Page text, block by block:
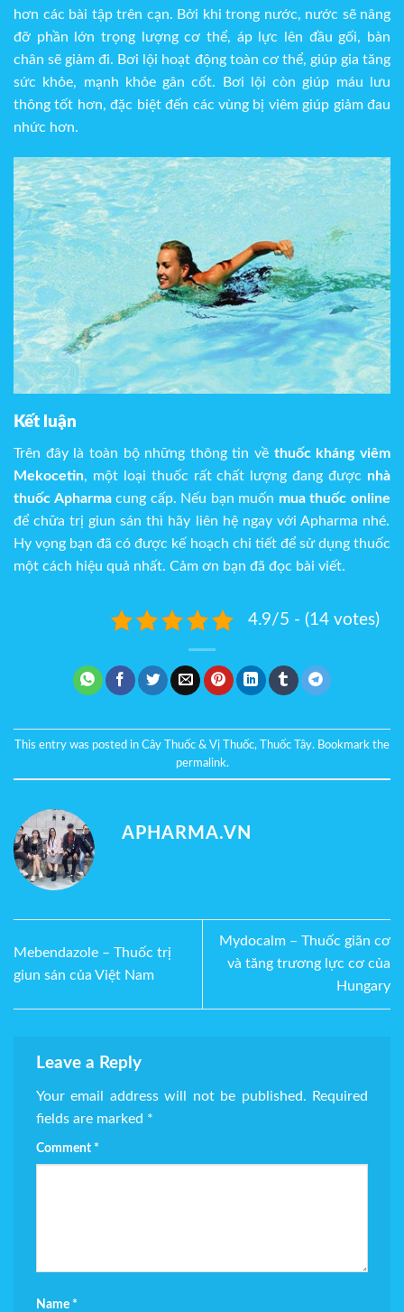
hơn các bài tập trên cạn. Bởi khi trong nước, nước sẽ nâng
đỡ phần lớn trọng lượng cơ thể, áp lực lên đầu gối, bàn
chân sẽ giảm đi. Bơi lội hoạt động toàn cơ thể, giúp gia tăng
sức khỏe, mạnh khỏe gân cốt. Bơi lội còn giúp máu lưu
thông tốt hơn, đặc biệt đến các vùng bị viêm giúp giảm đau
nhức hơn.
Kết luận
Trên đây là toàn bộ những thông tin về thuốc kháng viêm
Mekocetin, một loại thuốc rất chất lượng đang được nhà
thuốc Apharmacung cấp. Nếu bạn muốn mua thuốc online
để chữa trị giun sán thì hãy liên hệ ngay với Apharma nhé.
Hy vọng bạn đã có được kế hoạch chi tiết để sử dụng thuốc
một cách hiệu quả nhất. Cảm ơn bạn đã đọc bài viết.
4.9/5 - (14 votes)
This entry was posted in Cây Thuốc & Vị Thuốc, Thuốc Tây. Bookmark the
permalink.
APHARMA.VN
Mebendazole – Thuốc trị
giun sán của Việt Nam
Mydocalm – Thuốc giãn cơ
và tăng trương lực cơ của
Hungary
Leave a Reply
Your email address will not be published.
Required
fields are marked *
Comment *
Name *